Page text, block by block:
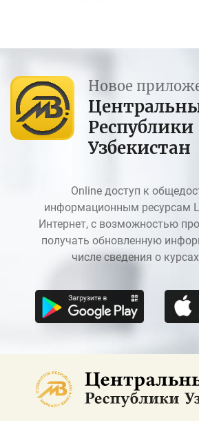
Новое
Республики
Узбекистан
Online доступ к
информационным ресурсам
Интернет, с возможностью
получать обновленную
числе сведения о